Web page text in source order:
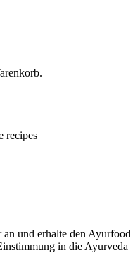
recipes
und erhalte den Ayurfood
in die Ayurveda